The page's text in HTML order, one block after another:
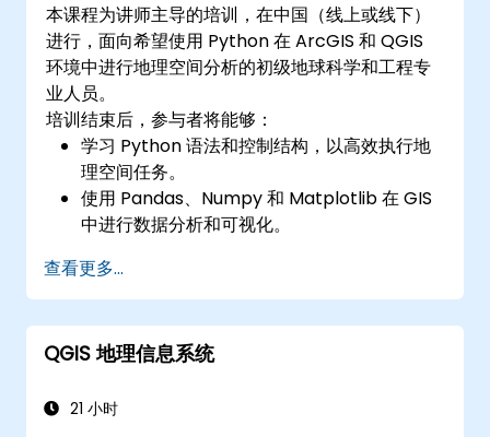
本课程为讲师主导的培训，在中国（线上或线下）
进行，面向希望使用 Python 在 ArcGIS 和 QGIS
环境中进行地理空间分析的初级地球科学和工程专
业人员。
培训结束后，参与者将能够：
学习 Python 语法和控制结构，以高效执行地
理空间任务。
使用 Pandas、Numpy 和 Matplotlib 在 GIS
中进行数据分析和可视化。
和分析矢量数据。
使用 Python 脚本在 ArcGIS 和 QGIS 中自动
化地理空间流程和工作流。
开发基于 Python 的自定义地理处理工具，以
查看更多...
QGIS 地理信息系统
21 小时